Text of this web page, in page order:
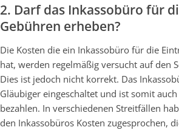
2. Darf das Inkassobüro für
Gebühren erheben?
Die Kosten die ein Inkassobüro für die
hat, werden regelmäßig versucht auf den
Dies ist jedoch nicht korrekt. Das
Gläubiger eingeschaltet und ist somit
bezahlen. In verschiedenen Streitfällen
den Inkassobüros Kosten zugesprochen,